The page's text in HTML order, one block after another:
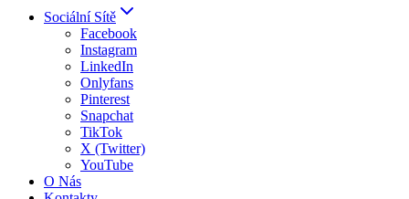
Sociální Sítě
Facebook
Instagram
LinkedIn
Onlyfans
Pinterest
Snapchat
TikTok
X (Twitter)
YouTube
O Nás